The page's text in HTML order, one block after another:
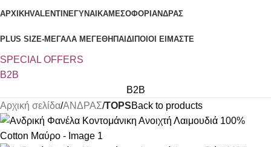
ΑΡΧΙΚΗVALENTINEΓΥΝΑΙΚΑΜΕΣΟΦΟΡΙ ΑΝΔΡΑΣ
PLUS SIZE-ΜΕΓΑΛΑ ΜΕΓΕΘΗ ΠΑΙΔΙ ΠΟΙΟΙ ΕΙΜΑΣΤΕ
SPECIAL OFFERS
B2B
B2B
Αρχική σελίδα ΑΝΔΡΑΣ TOPSBack to products